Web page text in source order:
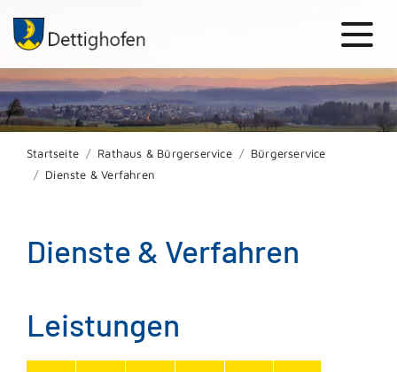
Startseite Rathaus & Bürgerservice
Bürgerservice
Dienste & Verfahren
Dienste & Verfahren
Leistungen